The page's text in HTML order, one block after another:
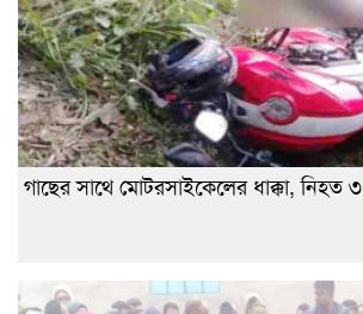
গাছের সাথে মোটরসাইকেলের ধাক্কা, নিহত ৩